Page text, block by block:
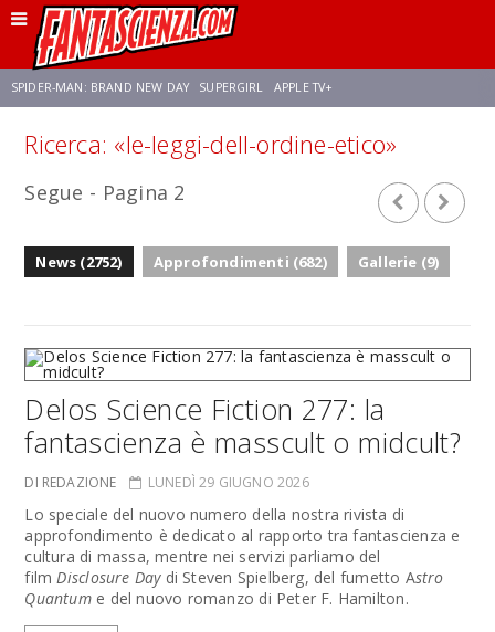
SPIDER-MAN: BRAND NEW DAY SUPERGIRL APPLE TV+
ZENDAYA
Ricerca: «le-leggi-dell-ordine-etico»
Segue - Pagina 2
News (2752) Approfondimenti (682) Gallerie (9)
Delos Science Fiction 277: la
fantascienza è masscult o midcult?
DI REDAZIONE LUNEDÌ 29 GIUGNO 2026
Lo speciale del nuovo numero della nostra rivista di
approfondimento è dedicato al rapporto tra fantascienza e
cultura di massa, mentre nei servizi parliamo del
filmDisclosure Daydi Steven Spielberg, del fumetto Astro
Quantume del nuovo romanzo di Peter F. Hamilton.